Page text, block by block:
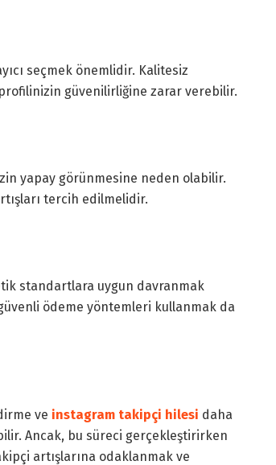
seçmek önemlidir. Kalitesiz
güvenilirliğine zarar verebilir.
yapay görünmesine neden olabilir.
tercih edilmelidir.
standartlara uygun davranmak
ödeme yöntemleri kullanmak da
ve instagram takipçi hilesi daha
Ancak, bu süreci gerçekleştirirken
artışlarına odaklanmak ve